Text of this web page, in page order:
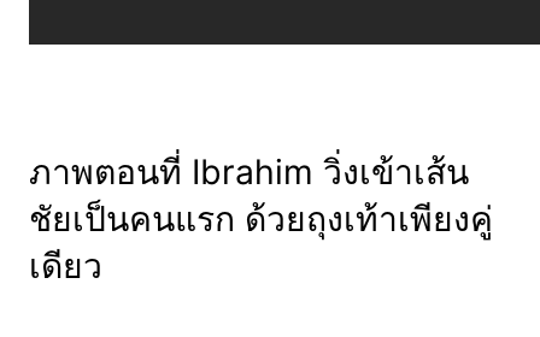
ภาพตอนที่ Ibrahim วิ่งเข้าเส้น
ชัยเป็นคนแรก ด้วยถุงเท้าเพียงคู่
เดียว